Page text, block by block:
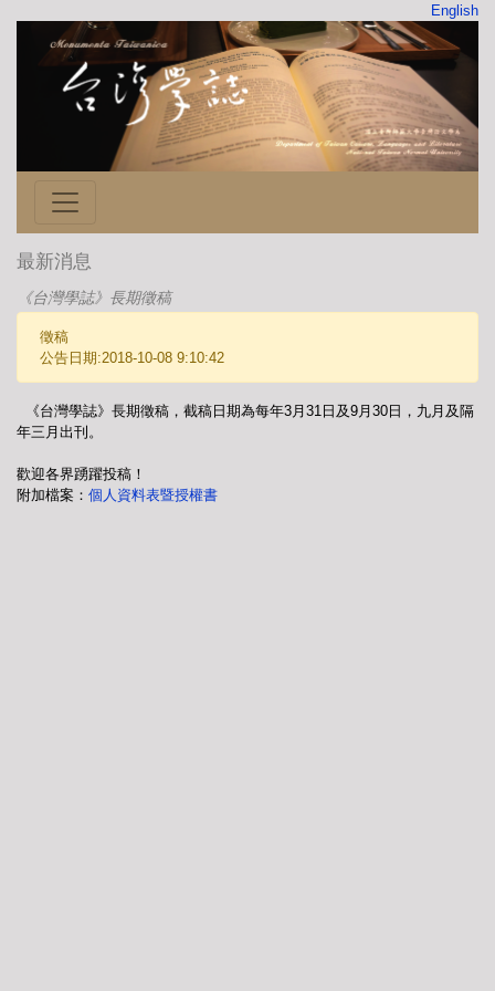
English
最新消息
《台灣學誌》長期徵稿
徵稿
公告日期:2018-10-08 9:10:42
《台灣學誌》長期徵稿，截稿日期為每年3月31日及9月30日，九月及隔
年三月出刊。
歡迎各界踴躍投稿！
附加檔案： 個人資料表暨授權書